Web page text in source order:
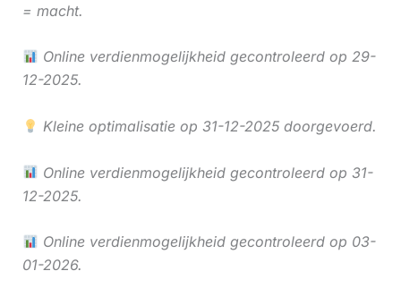
= macht.
Online verdienmogelijkheid gecontroleerd op 29-
12-2025.
Kleine optimalisatie op 31-12-2025 doorgevoerd.
Online verdienmogelijkheid gecontroleerd op 31-
12-2025.
Online verdienmogelijkheid gecontroleerd op 03-
01-2026.